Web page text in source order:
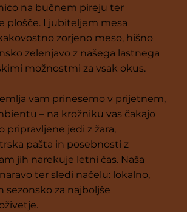
na bučnem pireju ter
plošče. Ljubiteljem mesa
zorjeno meso, hišno
zelenjavo z našega lastnega
možnostmi za vsak okus.
vam prinesemo v prijetnem,
– na krožniku vas čakajo
pripravljene jedi z žara,
pašta in posebnosti z
jih narekuje letni čas. Naša
ter sledi načelu: lokalno,
sezonsko za najboljše